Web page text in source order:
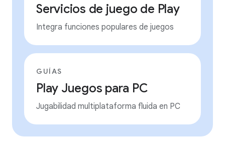
Servicios de juego de Play
Integra funciones populares de juegos
GUÍAS
Play Juegos para PC
Jugabilidad multiplataforma fluida en PC